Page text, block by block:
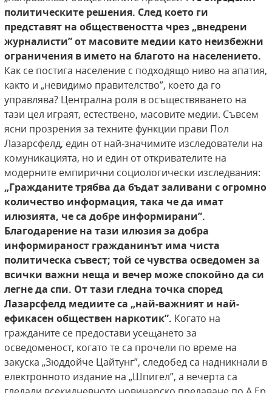
политическите решения. След което ги
представят на обществеността чрез „внедрени
журналисти” от масовите медии като неизбежни
ограничения в името на благото на населението.
Как се постига население с подходящо ниво на апатия,
както и „невидимо правителство”, което да го
управлява? Централна роля в осъществяването на
тази цел играят, естествено, масовите медии. Съвсем
ясни прозрения за техните функции прави Пол
Лазарсфелд, един от най-значимите изследователи на
комуникацията, но и един от откривателите на
модерните емпирични социологически изследвания:
„Гражданите трябва да бъдатзаливани с огромно
количество информация, така че да имат
илюзията, че са добре информирани”.
Благодарение на тази илюзия за добра
информираност гражданинът има чиста
политическа съвест; той се чувства осведомен за
всички важни неща и вечер може спокойно да си
легне да спи. От тази гледна точка според
Лазарсфелд медиите са „най-важният и най-
ефикасен обществен наркотик”. Когато на
гражданите се предостави усещането за
осведоменост, когато те са прочели по време на
закуска „Зюддойче Цайтунг”, следобед са надникнали в
електронното издание на „Шпигел”, а вечерта са